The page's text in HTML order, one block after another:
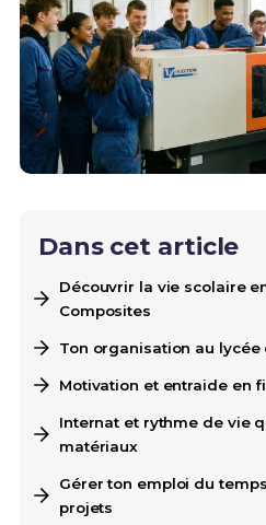
Dans cet article
Découvrir la vie scolaire
Composites
Ton organisation au lycée
Motivation et entraide en
Internat et rythme de vie
matériaux
Gérer ton emploi du
projets